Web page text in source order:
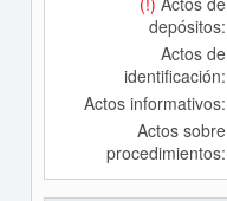
depósitos:
Actos de
identificación:
Actos informativos:
Actos sobre
procedimientos: